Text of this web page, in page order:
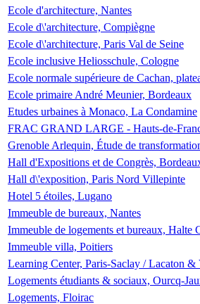
Ecole d'architecture, Nantes
Ecole d\'architecture, Compiègne
Ecole d\'architecture, Paris Val de Seine
Ecole inclusive Heliosschule, Cologne
Ecole normale supérieure de Cachan,
Ecole primaire André Meunier, Bordeaux
Etudes urbaines à Monaco, La Condamine
FRAC GRAND LARGE - Hauts-de-
Grenoble Arlequin, Étude de
Hall d'Expositions et de Congrès,
Hall d\'exposition, Paris Nord Villepinte
Hotel 5 étoiles, Lugano
Immeuble de bureaux, Nantes
Immeuble de logements et bureaux, Halte
Immeuble villa, Poitiers
Learning Center, Paris-Saclay / Lacaton &
Logements étudiants & sociaux, Ourcq-
Logements, Floirac